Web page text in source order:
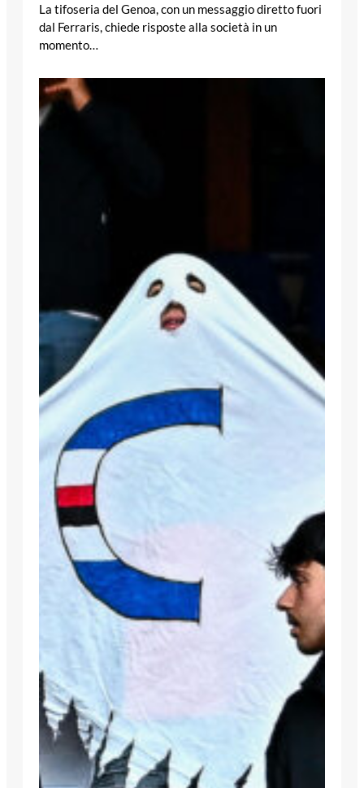
La tifoseria del Genoa, con un messaggio diretto fuori
dal Ferraris, chiede risposte alla società in un
momento…